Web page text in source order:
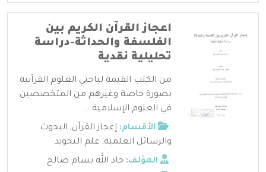
اعجاز القرآن الكريم بين
الفلسفة والحداثة-دراسة
تحليلية نقدية
من الكتب القيمة لباحثي العلوم القرآنية
بصورة خاصة وغيرهم من المتخصصين
في العلوم الإسلامية ...
الأقسام: إعجاز القرآن, البحوث
والرسائل العلمية, علم التجويد
المؤلف: جاد الله بسام صالح